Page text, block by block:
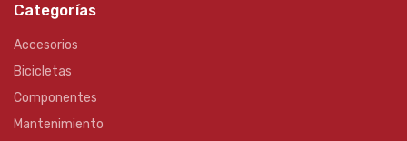
Categorías
Accesorios
Bicicletas
Componentes
Mantenimiento